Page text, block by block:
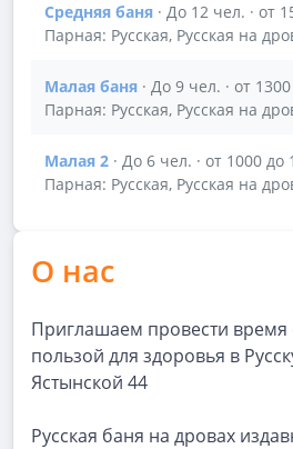
Средняя баня · До 12 чел. · от
Парная: Русская, Русская на
Показать подробности зала
Малая баня · До 9 чел. · от
Парная: Русская, Русская на
Показать подробности
Малая 2 · До 6 чел. · от 1000 до
Парная: Русская, Русская на
Показать подробности
О нас
Приглашаем провести время
пользой для здоровья в
Ястынской 44
Русская баня на дровах